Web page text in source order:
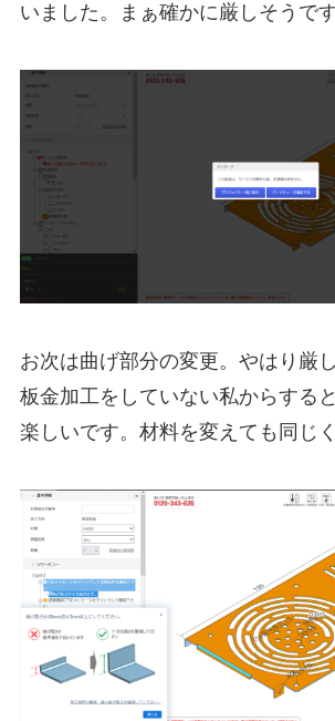
いました。まぁ確かに厳しそうです
お次は曲げ部分の変更。やはり厳
板金加工をしていない私からする
楽しいです。材料を変えても同じく